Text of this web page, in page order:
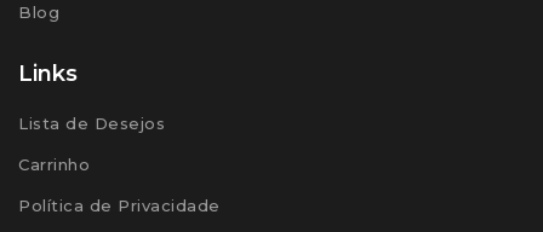
Blog
Links
Lista de Desejos
Carrinho
Política de Privacidade